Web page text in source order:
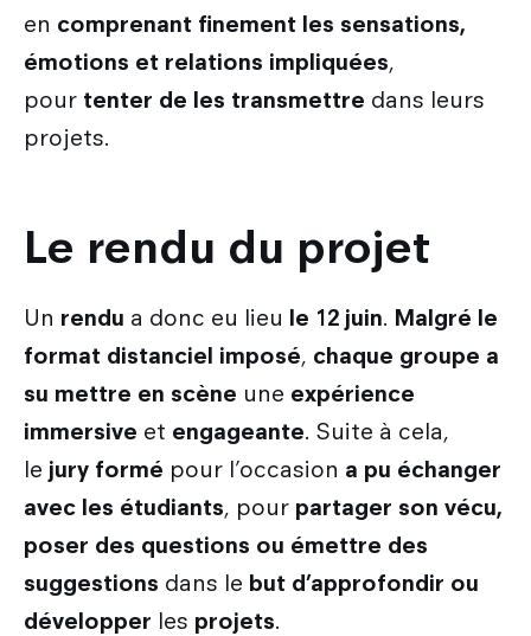
en comprenant finement les sensations,
émotions et relations impliquées,
pour tenter de les transmettre dans leurs
projets.
Le rendu du projet
Un rendu a donc eu lieu le 12 juin. Malgré le
format distanciel imposé, chaque groupe a
su mettre en scène une expérience
immersive et engageante. Suite à cela,
le jury formé pour l’occasion a pu échanger
avec les étudiants, pour partager son vécu,
poser des questions ou émettre des
suggestions dans le but d’approfondir ou
développer les projets.